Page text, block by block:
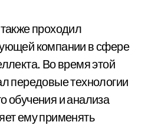
проходил
компании в сфере
Во время этой
передовые технологии
обучения и анализа
ему применять